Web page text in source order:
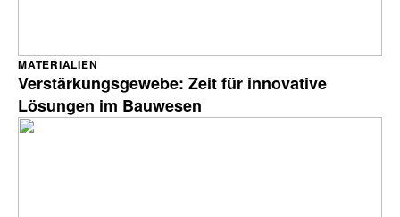
Verstärkungsgewebe: Zeit für innovative
Lösungen im Bauwesen
MATERIALIEN